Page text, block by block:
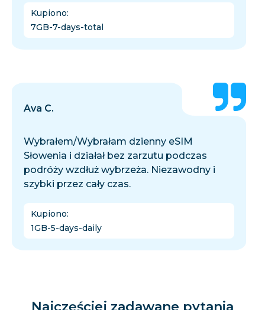
Kupiono:
7GB-7-days-total
Ava C.
Wybrałem/Wybrałam dzienny eSIM
Słowenia i działał bez zarzutu podczas
podróży wzdłuż wybrzeża. Niezawodny i
szybki przez cały czas.
Kupiono:
1GB-5-days-daily